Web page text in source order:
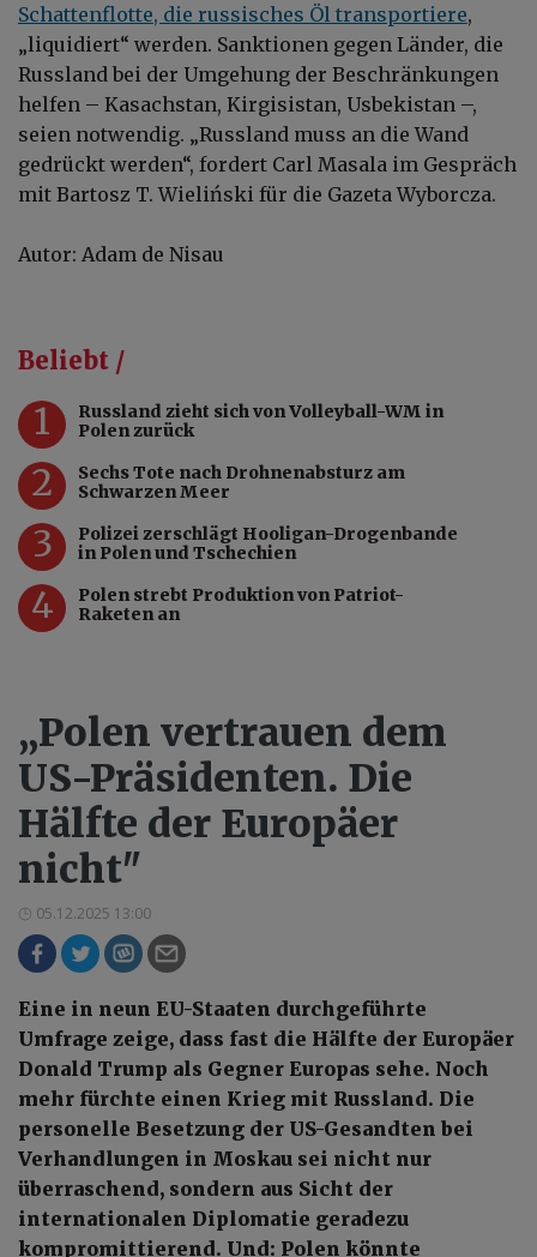
Schattenflotte, die russisches Öl transportiere,
„liquidiert“ werden. Sanktionen gegen Länder, die
Russland bei der Umgehung der Beschränkungen
helfen – Kasachstan, Kirgisistan, Usbekistan –,
seien notwendig. „Russland muss an die Wand
gedrückt werden“, fordert Carl Masala im Gespräch
mit Bartosz T. Wieliński für die Gazeta Wyborcza.
Autor: Adam de Nisau
Beliebt /
1
Russland zieht sich von Volleyball-WM in
Polen zurück
2
Sechs Tote nach Drohnenabsturz am
Schwarzen Meer
3
Polizei zerschlägt Hooligan-Drogenbande
in Polen und Tschechien
4
Polen strebt Produktion von Patriot-
Raketen an
„Polen vertrauen dem
US-Präsidenten. Die
Hälfte der Europäer
nicht"
05.12.2025 13:00
Eine in neun EU-Staaten durchgeführte
Umfrage zeige, dass fast die Hälfte der Europäer
Donald Trump als Gegner Europas sehe. Noch
mehr fürchte einen Krieg mit Russland. Die
personelle Besetzung der US-Gesandten bei
Verhandlungen in Moskau sei nicht nur
überraschend, sondern aus Sicht der
internationalen Diplomatie geradezu
kompromittierend. Und: Polen könnte